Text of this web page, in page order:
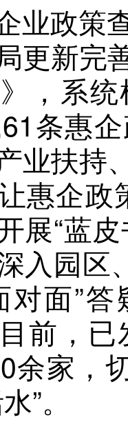
业政策
更新完
，系
条惠
业扶持
惠企政
展“蓝
入园区
对面”
前，
余家，
”。